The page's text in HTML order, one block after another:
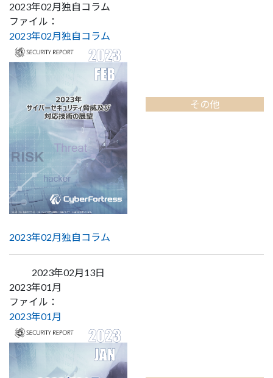
2023年02月独自コラム
ファイル：
2023年02月独自コラム
その他
2023年02月独自コラム
2023年02月13日
2023年01月
ファイル：
2023年01月